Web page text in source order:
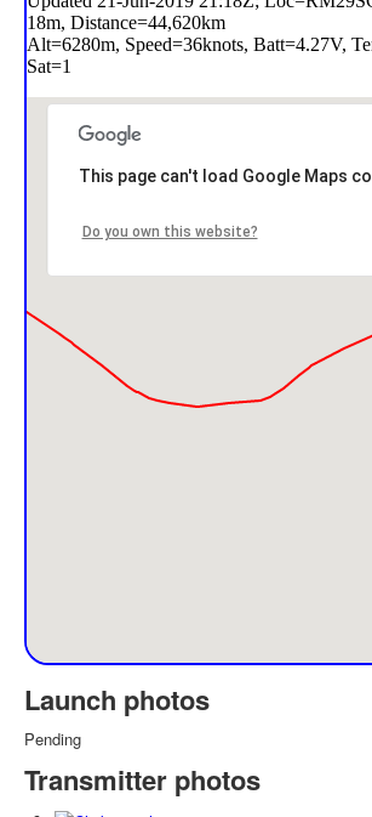
Launch photos
Pending
Transmitter photos